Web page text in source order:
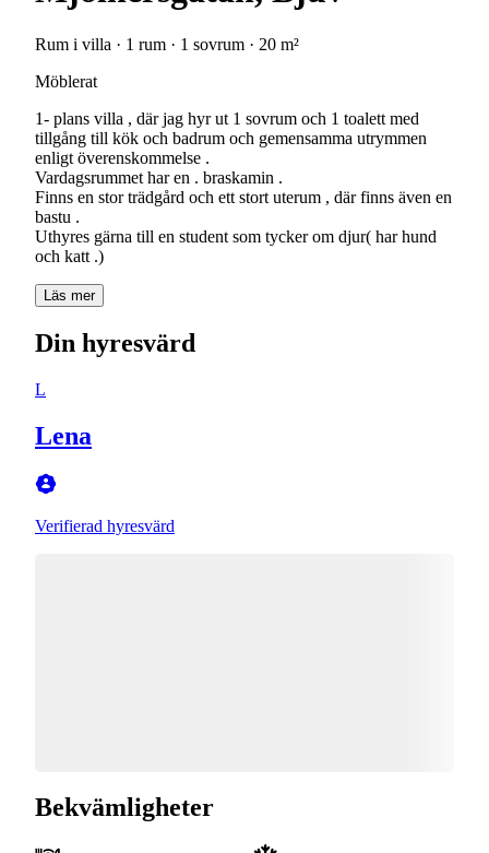
Rum i villa · 1 rum · 1 sovrum · 20 m²
Möblerat
1- plans villa , där jag hyr ut 1 sovrum och 1 toalett med
tillgång till kök och badrum och gemensamma utrymmen
enligt överenskommelse .
Vardagsrummet har en . braskamin .
Finns en stor trädgård och ett stort uterum , där finns även en
bastu .
Uthyres gärna till en student som tycker om djur( har hund
Läs mer
Din hyresvärd
L
Lena
Verifierad hyresvärd
Bekvämligheter